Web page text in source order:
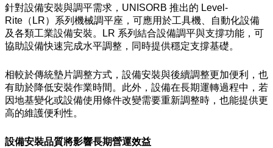
針對設備安裝與調平需求，UNISORB 推出的 Level-
Rite（LR）系列機械調平座，可應用於工具機、自動化設備
及各類工業設備安裝。LR 系列結合設備調平與支撐功能，可
協助設備快速完成水平調整，同時提供穩定支撐基礎。
相較於傳統墊片調整方式，設備安裝與後續調整更加便利，也
有助於降低安裝作業時間。此外，設備在長期運轉過程中，若
因地基變化或設備使用條件改變需要重新調整時，也能提供更
高的維護便利性。
設備安裝品質將影響長期營運效益